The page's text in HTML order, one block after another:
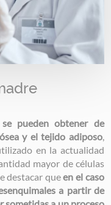
se pueden obtener de
y el tejido adiposo,
en la actualidad
mayor de células
destacar queen el caso
a partir de